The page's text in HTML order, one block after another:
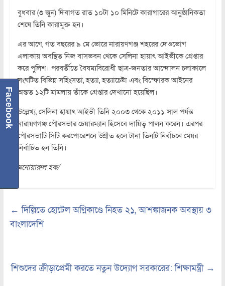
বুধবার (৩ জুন) দিবাগত রাত ১০টা ১০ মিনিটে কারাগারের আনুষ্ঠানিকতা
শেষে তিনি কারামুক্ত হন।
এর আগে, গত বছরের ৯ মে ভোরে নারায়ণগঞ্জ শহরের দেওভোগ
এলাকায় অবস্থিত নিজ বাসভবন থেকে সেলিনা হায়াৎ আইভীকে গ্রেপ্তার
করে পুলিশ। পরবর্তীতে বৈষম্যবিরোধী ছাত্র-জনতার আন্দোলন চলাকালে
সংঘটিত বিভিন্ন সহিংসতা, হত্যা, হত্যাচেষ্টা এবং বিস্ফোরক আইনের
অন্তত ১২টি মামলায় তাঁকে গ্রেপ্তার দেখানো হয়েছিল।
উল্লেখ্য, সেলিনা হায়াৎ আইভী তিনি ২০০৩ থেকে ২০১১ সাল পর্যন্ত
নারায়ণগঞ্জ পৌরসভার চেয়ারম্যান হিসেবে দায়িত্ব পালন করেন। এরপর
পৌরসভাটি সিটি করপোরেশনে উন্নীত হলে টানা তিনটি নির্বাচনে মেয়র
নির্বাচিত হন তিনি।
মনোয়ারুল হক/
← দিল্লিতে হোটেল অগ্নিকাণ্ডে নিহত ২১, আশঙ্কাজনক অবস্থায় ৩
বাংলাদেশি
শিশুদের ক্রীড়াপ্রেমী করতে নতুন উদ্যোগ সরকারের: শিক্ষামন্ত্রী →
Facebook